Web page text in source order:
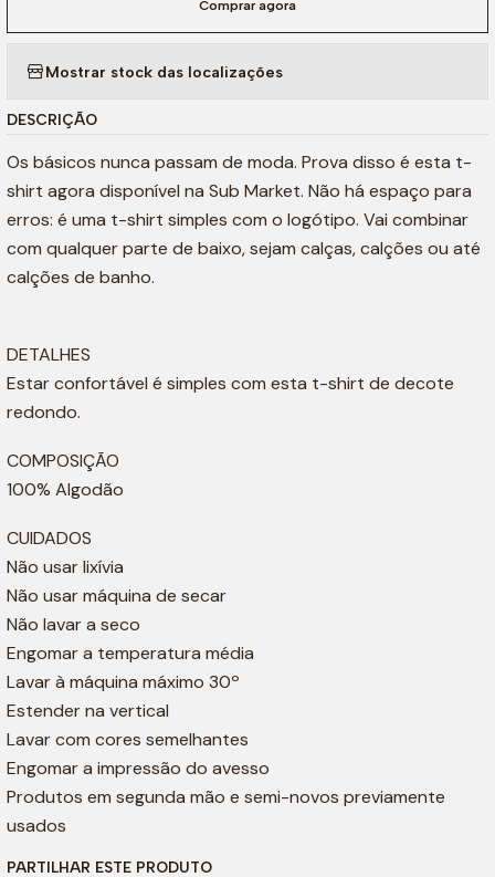
Comprar agora
Mostrar stock das localizações
DESCRIÇÃO
Os básicos nunca passam de moda. Prova disso é esta t-
shirt agora disponível na Sub Market. Não há espaço para
erros: é uma t-shirt simples com o logótipo. Vai combinar
com qualquer parte de baixo, sejam calças, calções ou até
calções de banho.
DETALHES
Estar confortável é simples com esta t-shirt de decote
redondo.
COMPOSIÇÃO
100% Algodão
CUIDADOS
Não usar lixívia
Não usar máquina de secar
Não lavar a seco
Engomar a temperatura média
Lavar à máquina máximo 30º
Estender na vertical
Lavar com cores semelhantes
Engomar a impressão do avesso
Produtos em segunda mão e semi-novos previamente
usados
PARTILHAR ESTE PRODUTO